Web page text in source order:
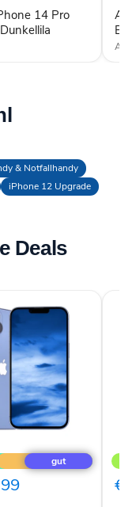
14 Pro
& Notfallhandy
iPhone 12 Upgrade
Deals
13
Pro